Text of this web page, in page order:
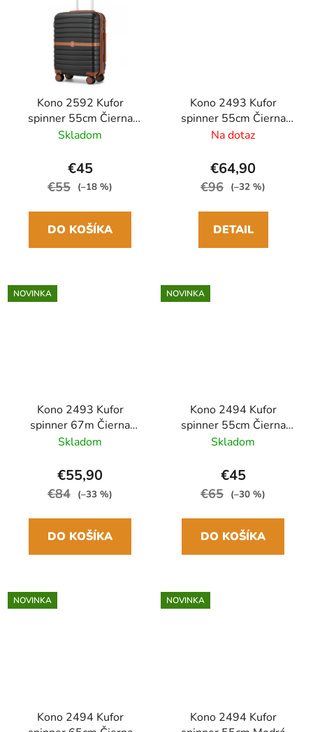
Kono 2592 Kufor
spinner 55cm Čierna
ABS/Polykarbonát
Skladom
€45
€55 (–18 %)
DO KOŠÍKA
Kono 2493 Kufor
spinner 55cm Čierna
ABS/Polykarbonát
Na dotaz
€64,90
€96 (–32 %)
DETAIL
NOVINKA
Kono 2493 Kufor
spinner 67m Čierna
ABS/Polykarbonát
Skladom
€55,90
€84 (–33 %)
DO KOŠÍKA
NOVINKA
Kono 2494 Kufor
spinner 55cm Čierna
ABS/Polykarbonát
Skladom
€45
€65 (–30 %)
DO KOŠÍKA
NOVINKA
Kono 2494 Kufor
NOVINKA
Kono 2494 Kufor